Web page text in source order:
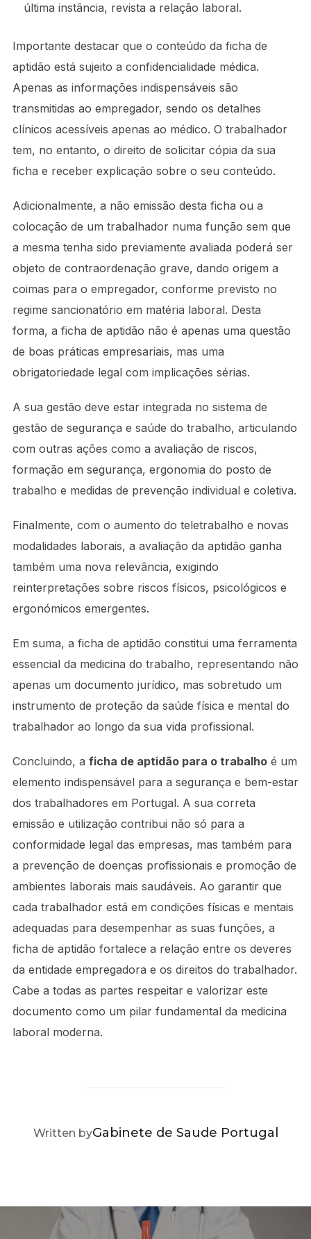
última instância, revista a relação laboral.
Importante destacar que o conteúdo da ficha de
aptidão está sujeito a confidencialidade médica.
Apenas as informações indispensáveis são
transmitidas ao empregador, sendo os detalhes
clínicos acessíveis apenas ao médico. O trabalhador
tem, no entanto, o direito de solicitar cópia da sua
ficha e receber explicação sobre o seu conteúdo.
Adicionalmente, a não emissão desta ficha ou a
colocação de um trabalhador numa função sem que
a mesma tenha sido previamente avaliada poderá ser
objeto de contraordenação grave, dando origem a
coimas para o empregador, conforme previsto no
regime sancionatório em matéria laboral. Desta
forma, a ficha de aptidão não é apenas uma questão
de boas práticas empresariais, mas uma
obrigatoriedade legal com implicações sérias.
A sua gestão deve estar integrada no sistema de
gestão de segurança e saúde do trabalho, articulando
com outras ações como a avaliação de riscos,
formação em segurança, ergonomia do posto de
trabalho e medidas de prevenção individual e coletiva.
Finalmente, com o aumento do teletrabalho e novas
modalidades laborais, a avaliação da aptidão ganha
também uma nova relevância, exigindo
reinterpretações sobre riscos físicos, psicológicos e
ergonómicos emergentes.
Em suma, a ficha de aptidão constitui uma ferramenta
essencial da medicina do trabalho, representando não
apenas um documento jurídico, mas sobretudo um
instrumento de proteção da saúde física e mental do
trabalhador ao longo da sua vida profissional.
Concluindo, a ficha de aptidão para o trabalhoé um
elemento indispensável para a segurança e bem-estar
dos trabalhadores em Portugal. A sua correta
emissão e utilização contribui não só para a
conformidade legal das empresas, mas também para
a prevenção de doenças profissionais e promoção de
ambientes laborais mais saudáveis. Ao garantir que
cada trabalhador está em condições físicas e mentais
adequadas para desempenhar as suas funções, a
ficha de aptidão fortalece a relação entre os deveres
da entidade empregadora e os direitos do trabalhador.
Cabe a todas as partes respeitar e valorizar este
documento como um pilar fundamental da medicina
laboral moderna.
POST AUTHOR
Written byGabinete de Saude Portugal
Navegação